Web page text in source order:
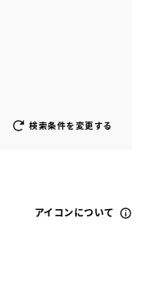
検索条件を変更する
アイコンについて